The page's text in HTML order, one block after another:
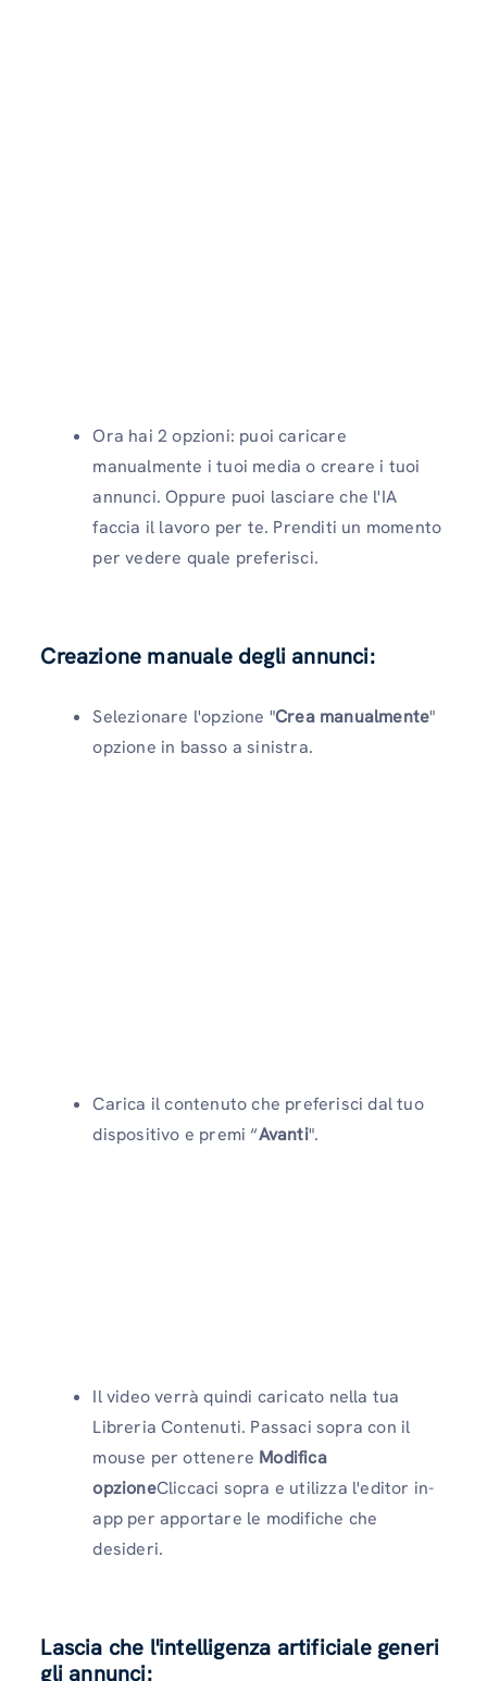
Ora hai 2 opzioni: puoi caricare
manualmente i tuoi media o creare i tuoi
annunci. Oppure puoi lasciare che l'IA
faccia il lavoro per te. Prenditi un momento
per vedere quale preferisci.
Creazione manuale degli annunci:
Selezionare l'opzione "Crea manualmente"
opzione in basso a sinistra.
Carica il contenuto che preferisci dal tuo
dispositivo e premi “Avanti".
Il video verrà quindi caricato nella tua
Libreria Contenuti. Passaci sopra con il
mouse per ottenere Modifica
opzioneCliccaci sopra e utilizza l'editor in-
app per apportare le modifiche che
desideri.
Lascia che l'intelligenza artificiale generi
gli annunci: